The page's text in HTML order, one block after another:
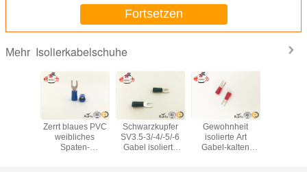
Fortsetzen
Mehr Isolierkabelschuhe
Zerrt blaues PVC
weibliches
Spaten-
Schwarzkupfer
SV3.5-3/-4/-5/-6
Gabel isolierte
Gewohnheit
isolierte Art
Gabel-kalten